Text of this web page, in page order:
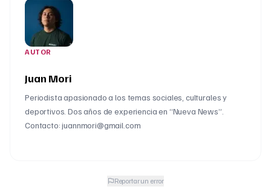
AUTOR
Juan Mori
Periodista apasionado a los temas sociales, culturales y
deportivos. Dos años de experiencia en “Nueva News”.
Contacto: juannmori@gmail.com
Reportar un error